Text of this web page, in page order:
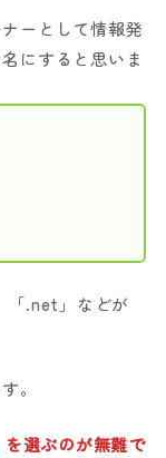
ーとして情報発
にすると思いま
「.net」などが
。
選ぶのが無難で